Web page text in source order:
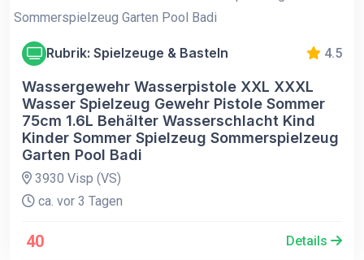
Rubrik: Spielzeuge & Basteln 4.5
Wassergewehr Wasserpistole XXL XXXL
Wasser Spielzeug Gewehr Pistole Sommer
75cm 1.6L Behälter Wasserschlacht Kind
Kinder Sommer Spielzeug Sommerspielzeug
Garten Pool Badi
3930 Visp (VS)
ca. vor 3 Tagen
40 Details